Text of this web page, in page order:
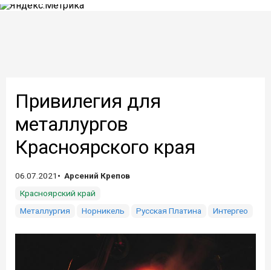
Привилегия для
металлургов
Красноярского края
06.07.2021
Арсений Крепов
Красноярский край
Металлургия
Норникель Русская Платина Интергео